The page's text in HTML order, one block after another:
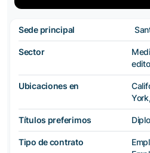
Sede principal
Sector
Ubicaciones en
Títulos preferimos
Tipo de contrato